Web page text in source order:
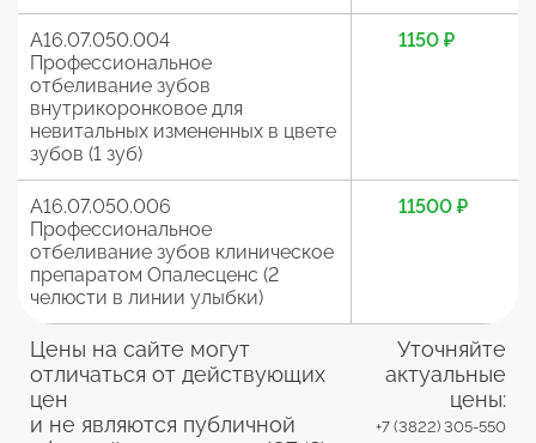
A16.07.050.004
Профессиональное
отбеливание зубов
внутрикоронковое для
невитальных измененных в цвете
зубов (1 зуб)
1150 ₽
A16.07.050.006
Профессиональное
отбеливание зубов клиническое
препаратом Опалесценс (2
челюсти в линии улыбки)
11500 ₽
Цены на сайте могут
отличаться от действующих
цен
и не являются публичной
Уточняйте
актуальные
цены:
+7 (3822) 305-550